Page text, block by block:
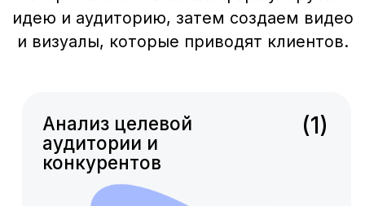
Креативная идея (4)
Продакшен